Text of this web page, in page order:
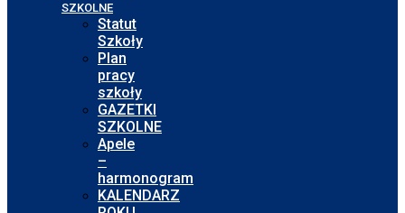
SZKOLNE
Statut
Szkoły
Plan
pracy
szkoły
GAZETKI
SZKOLNE
Apele
–
harmonogram
KALENDARZ